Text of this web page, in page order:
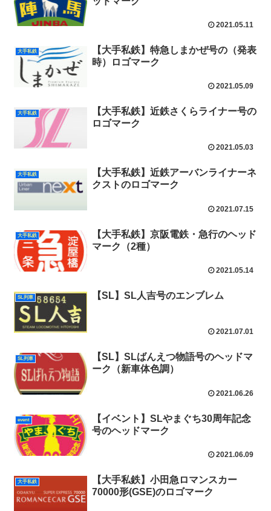
2021.05.11
大手私鉄
【大手私鉄】特急しまかぜ号の（発表
時）ロゴマーク
2021.05.09
大手私鉄
【大手私鉄】近鉄さくらライナー号の
ロゴマーク
2021.05.03
大手私鉄
【大手私鉄】近鉄アーバンライナーネ
クストのロゴマーク
2021.07.15
大手私鉄
【大手私鉄】京阪電鉄・急行のヘッド
マーク（2種）
2021.05.14
SL列車 【SL】SL人吉号のエンブレム
2021.07.01
SL列車
【SL】SLばんえつ物語号のヘッドマ
ーク（新車体色調）
2021.06.26
event
【イベント】SLやまぐち30周年記念
号のヘッドマーク
2021.06.09
大手私鉄
【大手私鉄】小田急ロマンスカー
70000形(GSE)のロゴマーク